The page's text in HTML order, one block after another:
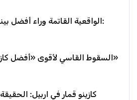
الواقعية القاتمة وراء أفضل بينجو اون لاين الشارقة:
السقوط القاسي لأقوى «أفضل كازينو بدون إيداع لبنان»
كازينو قمار في اربيل: